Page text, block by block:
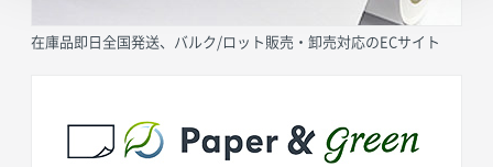
在庫品即日全国発送、バルク/ロット販売・卸売対応のECサイト